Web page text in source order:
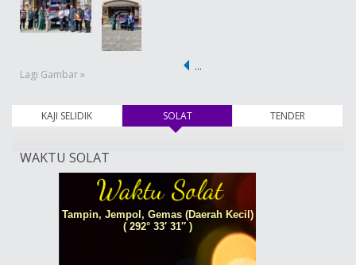
Lagi Gambar »
…
KAJI SELIDIK SOLAT(tab aktif) TENDER
WAKTU SOLAT